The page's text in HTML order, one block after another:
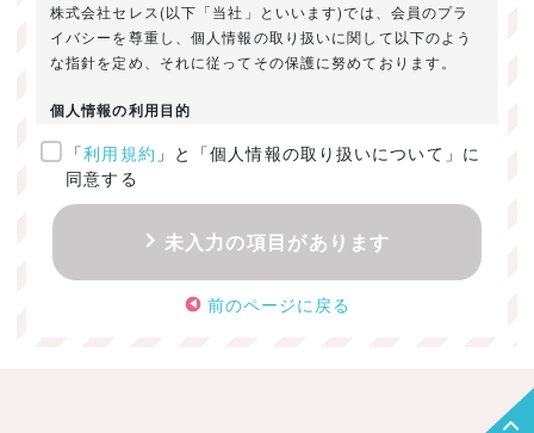
株式会社セレス(以下「当社」といいます)では、会員のプラ
イバシーを尊重し、個人情報の取り扱いに関して以下のよう
な指針を定め、それに従ってその保護に努めております。
個人情報の利用目的
ご提供いただきました個人情報は、以下のためにのみ利用い
たします。
・お問い合わせに対する回答及び資料送付のご連絡
・当社のお客様向けサービスの提供
・本人確認
・サービスの開発・改善のための分析
「利用規約 」と「個人情報の取り扱いについて」に
同意する
未入力の項目があります
前のページに戻る